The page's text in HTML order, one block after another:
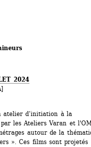
2024
atelier d’initiation à la
les Ateliers Varan et
autour de la
». Ces films sont projetés